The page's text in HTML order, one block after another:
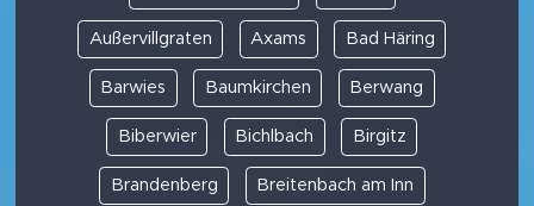
Außervillgraten Axams Bad Häring
Barwies Baumkirchen Berwang
Biberwier Bichlbach Birgitz
Brandenberg Breitenbach am Inn